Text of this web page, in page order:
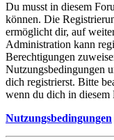
Du musst in diesem
können. Die
ermöglicht dir, auf
Administration kann
Berechtigungen
Nutzungsbedingungen
dich registrierst. Bitte
wenn du dich in diesem
Nutzungsbedingungen